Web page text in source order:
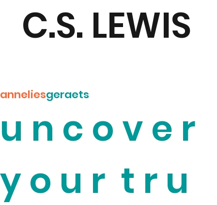
C.S. LEWIS
anneliesgeraets
u n c o v e r
y o u r t r u